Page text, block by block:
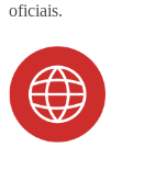
oficiais.